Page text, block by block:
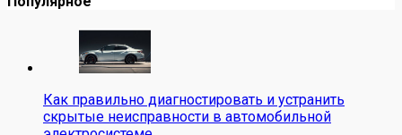
Как правильно диагностировать и устранить
скрытые неисправности в автомобильной